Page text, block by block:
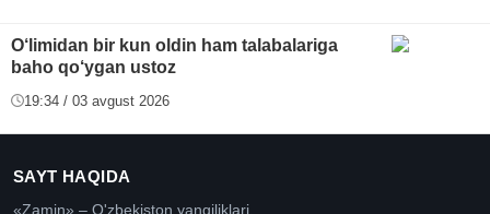
O‘limidan bir kun oldin ham talabalariga
baho qo‘ygan ustoz
19:34 / 03 avgust 2026
SAYT HAQIDA
«Zamin» – O'zbekiston yangiliklari.